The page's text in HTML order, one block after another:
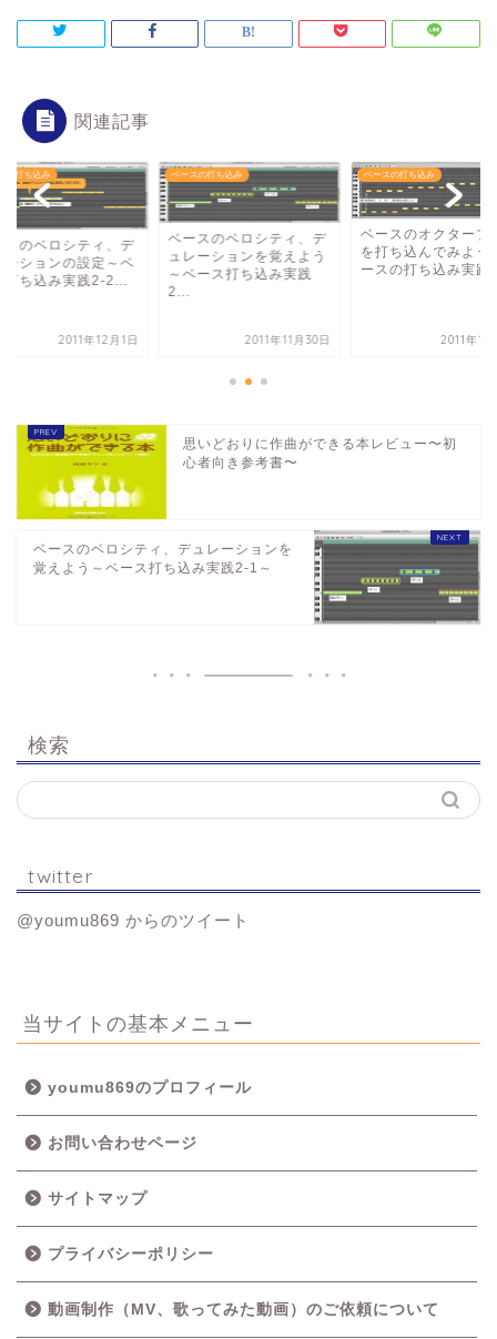
関連記事
の打ち込み
スのベロシティ、デ
ーションの設定～ベ
打ち込み実践2-2...
2011年12月1日
ベースの打ち込み
ベースのベロシティ、デ
ュレーションを覚えよう
～ベース打ち込み実践
2...
2011年11月30日
ベースの打ち込み
ベースのオクターブ
を打ち込んでみよう
ースの打ち込み実践
2011年12
思いどおりに作曲ができる本レビュー〜初
心者向き参考書〜
ベースのベロシティ、デュレーションを
覚えよう～ベース打ち込み実践2-1～
検索
twitter
@youmu869 からのツイート
当サイトの基本メニュー
youmu869のプロフィール
お問い合わせページ
サイトマップ
プライバシーポリシー
動画制作（MV、歌ってみた動画）のご依頼について